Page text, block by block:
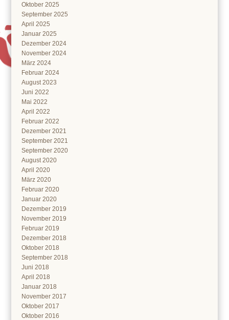
Oktober 2025
September 2025
April 2025
Januar 2025
Dezember 2024
November 2024
März 2024
Februar 2024
August 2023
Juni 2022
Mai 2022
April 2022
Februar 2022
Dezember 2021
September 2021
September 2020
August 2020
April 2020
März 2020
Februar 2020
Januar 2020
Dezember 2019
November 2019
Februar 2019
Dezember 2018
Oktober 2018
September 2018
Juni 2018
April 2018
Januar 2018
November 2017
Oktober 2017
Oktober 2016